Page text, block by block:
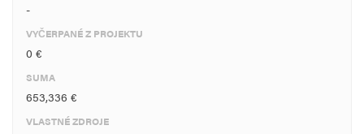
-
VYČERPANÉ Z PROJEKTU
0 €
SUMA
653,336 €
VLASTNÉ ZDROJE